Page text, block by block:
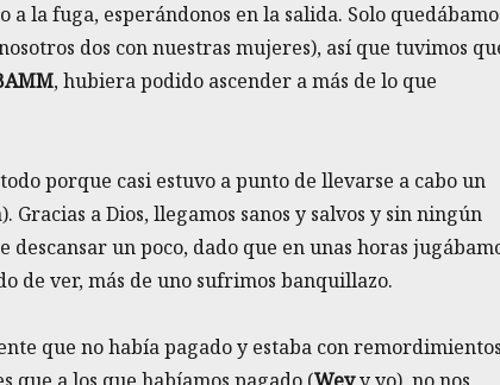
a la fuga, esperándonos en la salida. Solo
dos con nuestras mujeres), así que tuvimos
, hubiera podido ascender a más de lo que
porque casi estuvo a punto de llevarse a cabo un
Gracias a Dios, llegamos sanos y salvos y sin ningún
un poco, dado que en unas horas
de ver, más de uno sufrimos banquillazo.
que no había pagado y estaba con